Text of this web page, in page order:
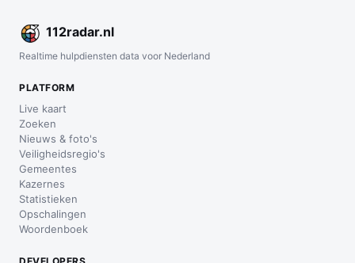
112radar.nl
Realtime hulpdiensten data voor Nederland
PLATFORM
Live kaart
Zoeken
Nieuws & foto's
Veiligheidsregio's
Gemeentes
Kazernes
Statistieken
Opschalingen
Woordenboek